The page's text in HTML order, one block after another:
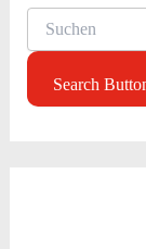
Search